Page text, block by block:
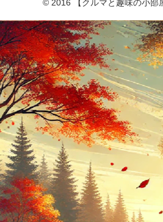
© 2016 【クルマと趣味の小部